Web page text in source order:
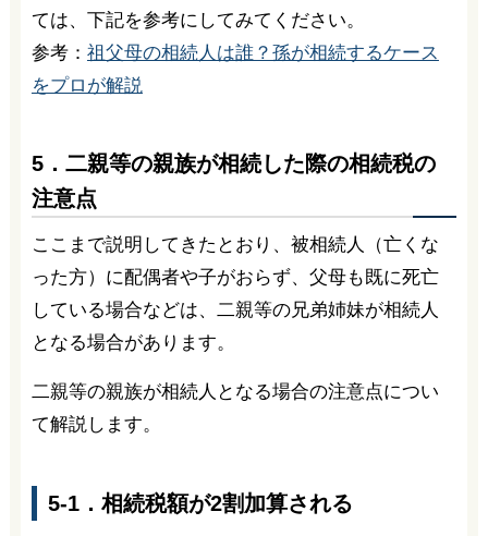
ては、下記を参考にしてみてください。
参考： 祖父母の相続人は誰？孫が相続するケース
をプロが解説
5．二親等の親族が相続した際の相続税の
注意点
ここまで説明してきたとおり、被相続人（亡くな
った方）に配偶者や子がおらず、父母も既に死亡
している場合などは、二親等の兄弟姉妹が相続人
となる場合があります。
二親等の親族が相続人となる場合の注意点につい
て解説します。
5-1．相続税額が2割加算される